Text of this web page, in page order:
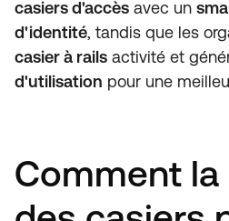
casiers d'accès avec un
d'identité, tandis que les
casier à rails activité et
d'utilisation pour une
Comment